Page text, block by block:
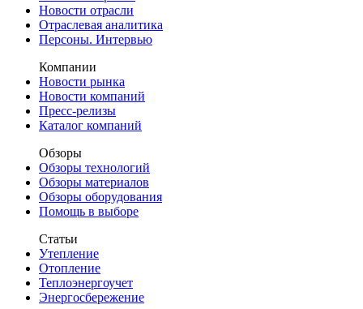
Новости отрасли
Отраслевая аналитика
Персоны. Интервью
Компании
Новости рынка
Новости компаний
Пресс-релизы
Каталог компаний
Обзоры
Обзоры технологий
Обзоры материалов
Обзоры оборудования
Помощь в выборе
Статьи
Утепление
Отопление
Теплоэнергоучет
Энергосбережение